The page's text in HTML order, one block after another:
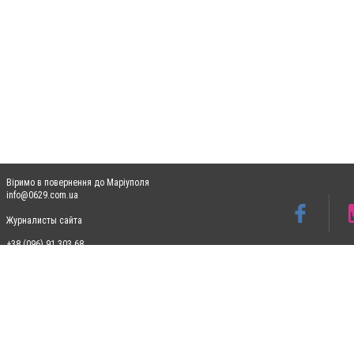
Віримо в повернення до Маріуполя
info@0629.com.ua
Журналисты сайта
+38 (096) 91 303 68